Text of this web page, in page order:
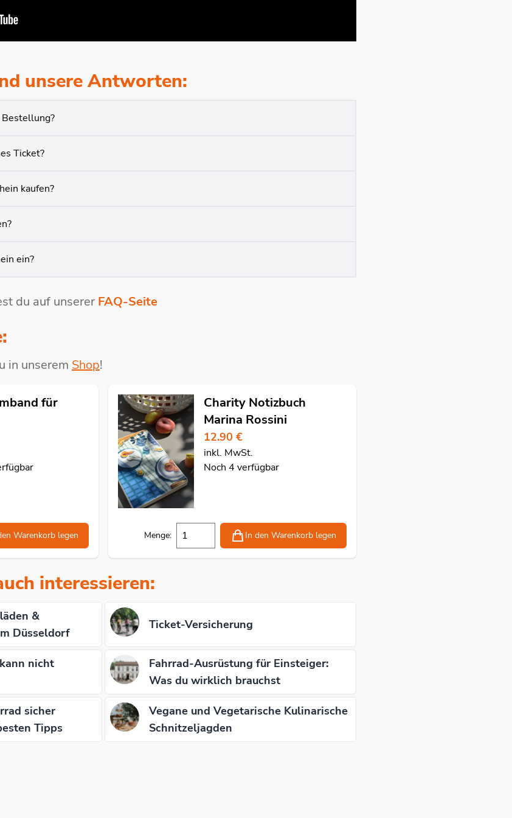
unsere Antworten:
Ticket?
kaufen?
ein?
du auf unserer FAQ-Seite
in unserem Shop!
für
Warenkorb legen
Charity Notizbuch
Marina Rossini
12.90 €
inkl. MwSt.
Noch 4 verfügbar
Menge: In den Warenkorb legen
interessieren:
&
Düsseldorf
Ticket-Versicherung
nicht
Fahrrad-Ausrüstung für Einsteiger:
Was du wirklich brauchst
sicher
Tipps
Vegane und Vegetarische Kulinarische
Schnitzeljagden